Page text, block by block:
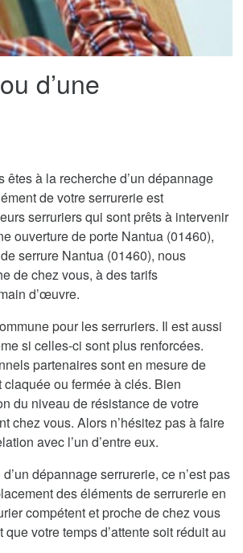
d’une
à la recherche d’un dépannage
de votre serrurerie est
serruriers qui sont prêts à intervenir
ouverture de porte Nantua (01460),
serrure Nantua (01460), nous
de chez vous, à des tarifs
d’œuvre.
pour les serruriers. Il est aussi
si celles-ci sont plus renforcées.
partenaires sont en mesure de
ou fermée à clés. Bien
du niveau de résistance de votre
chez vous. Alors n’hésitez pas à faire
avec l’un d’entre eux.
dépannage serrurerie, ce n’est pas
des éléments de serrurerie en
compétent et proche de chez vous
votre temps d’attente soit réduit au